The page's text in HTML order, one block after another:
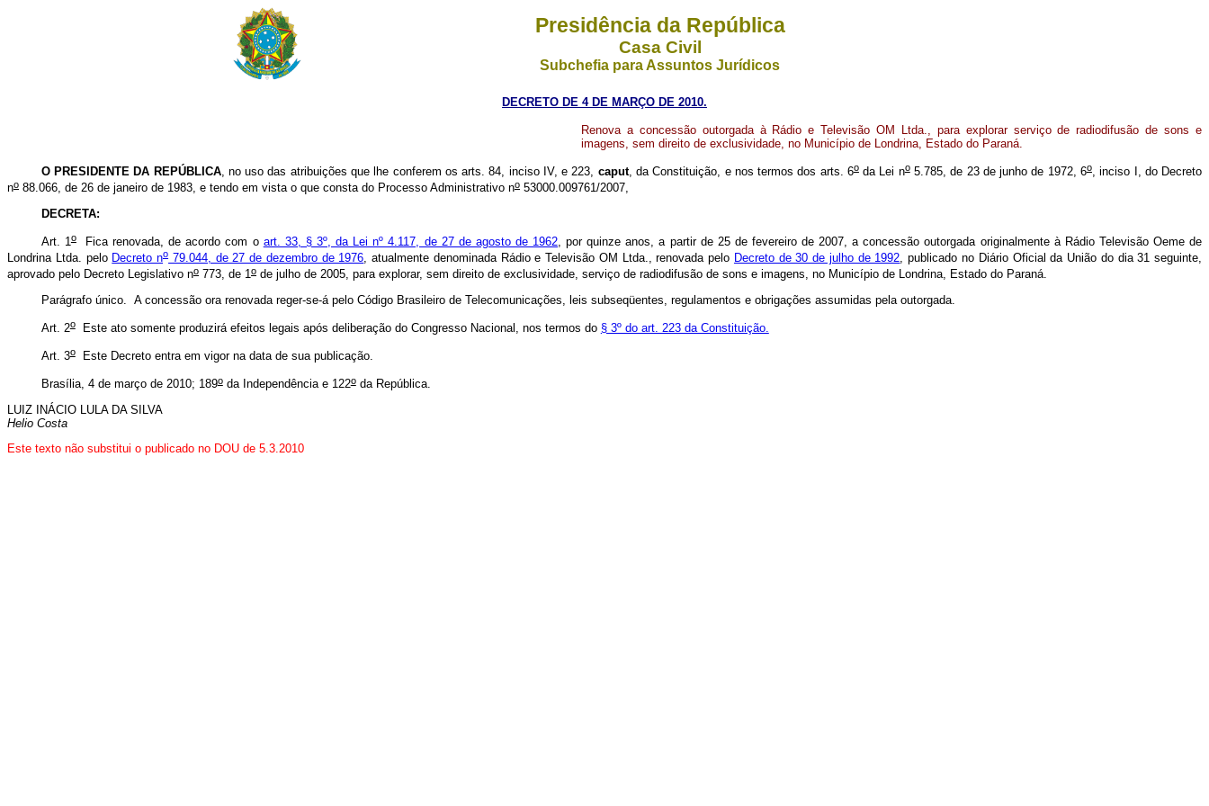
Presidência da República
Casa Civil
Subchefia para Assuntos Jurídicos
DECRETO DE 4 DE MARÇO DE 2010.
Renova a concessão outorgada à Rádio e Televisão OM Ltda., para explorar serviço de radiodifusão de sons e
imagens, sem direito de exclusividade, no Município de Londrina, Estado do Paraná.
O PRESIDENTE DA REPÚBLICA, no uso das atribuições que lhe conferem os arts. 84, inciso IV, e 223, caput, da Constituição, e nos termos dos arts. 6oda Lei no5.785, de 23 de junho de 1972, 6o, inciso I, do Decreto
no 88.066, de 26 de janeiro de 1983, e tendo em vista o que consta do Processo Administrativo no 53000.009761/2007,
DECRETA:
Art. 1oFica renovada, de acordo com o art. 33, § 3º, da Lei nº 4.117, de 27 de agosto de 1962 , por quinze anos, a partir de 25 de fevereiro de 2007, a concessão outorgada originalmente à Rádio Televisão Oeme de
Londrina Ltda. pelo Decreto no 79.044, de 27 de dezembro de 1976, atualmente denominada Rádio e Televisão OM Ltda., renovada pelo Decreto de 30 de julho de 1992, publicado no Diário Oficial da União do dia 31 seguinte,
aprovado pelo Decreto Legislativo no 773, de 1o de julho de 2005, para explorar, sem direito de exclusividade, serviço de radiodifusão de sons e imagens, no Município de Londrina, Estado do Paraná.
Parágrafo único. A concessão ora renovada reger-se-á pelo Código Brasileiro de Telecomunicações, leis subseqüentes, regulamentos e obrigações assumidas pela outorgada.
Art. 2oEste ato somente produzirá efeitos legais após deliberação do Congresso Nacional, nos termos do § 3º do art. 223 da Constituição.
Art. 3oEste Decreto entra em vigor na data de sua publicação.
Brasília, 4 de março de 2010; 189oda Independência e 122oda República.
LUIZ INÁCIO LULA DA SILVA
Helio Costa
Este texto não substitui o publicado no DOU de 5.3.2010